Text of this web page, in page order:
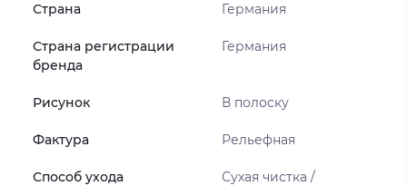
Страна Германия
Страна регистрации
бренда
Германия
Рисунок В полоску
Фактура Рельефная
Способ ухода
Сухая чистка /